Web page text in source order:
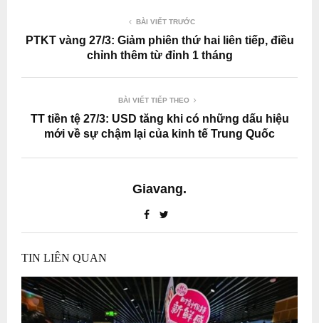
BÀI VIẾT TRƯỚC
PTKT vàng 27/3: Giảm phiên thứ hai liên tiếp, điều
chỉnh thêm từ đỉnh 1 tháng
BÀI VIẾT TIẾP THEO
TT tiền tệ 27/3: USD tăng khi có những dấu hiệu
mới về sự chậm lại của kinh tế Trung Quốc
Giavang.
TIN LIÊN QUAN